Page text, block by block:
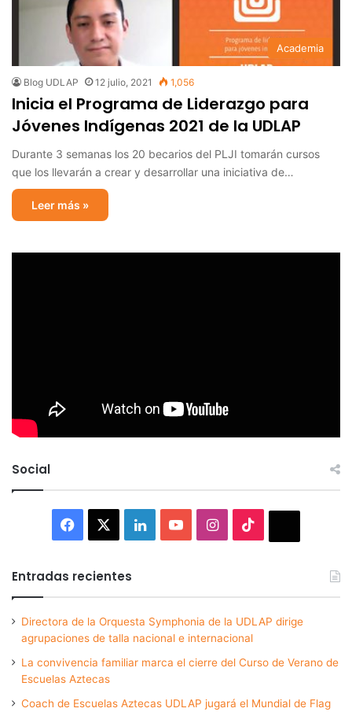
Academia
Blog UDLAP 12 julio, 2021 1,056
Inicia el Programa de Liderazgo para
Jóvenes Indígenas 2021 de la UDLAP
Durante 3 semanas los 20 becarios del PLJI tomarán cursos
que los llevarán a crear y desarrollar una iniciativa de…
Leer más »
Social
Facebook LinkedInYouTubeInstagram
Entradas recientes
Directora de la Orquesta Symphonia de la UDLAP dirige
agrupaciones de talla nacional e internacional
La convivencia familiar marca el cierre del Curso de Verano de
Escuelas Aztecas
Coach de Escuelas Aztecas UDLAP jugará el Mundial de Flag